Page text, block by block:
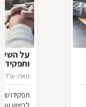
מאת: עו"ד
תפקידו